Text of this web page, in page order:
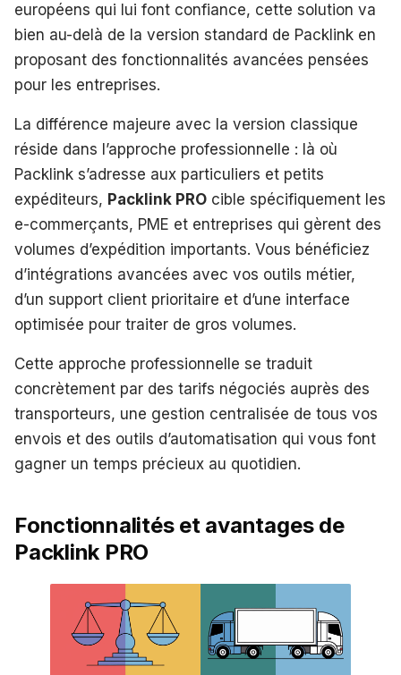
européens qui lui font confiance, cette solution va
bien au-delà de la version standard de Packlink en
proposant des fonctionnalités avancées pensées
pour les entreprises.
La différence majeure avec la version classique
réside dans l’approche professionnelle : là où
Packlink s’adresse aux particuliers et petits
expéditeurs, Packlink PRO cible spécifiquement les
e-commerçants, PME et entreprises qui gèrent des
volumes d’expédition importants. Vous bénéficiez
d’intégrations avancées avec vos outils métier,
d’un support client prioritaire et d’une interface
optimisée pour traiter de gros volumes.
Cette approche professionnelle se traduit
concrètement par des tarifs négociés auprès des
transporteurs, une gestion centralisée de tous vos
envois et des outils d’automatisation qui vous font
gagner un temps précieux au quotidien.
Fonctionnalités et avantages de
Packlink PRO